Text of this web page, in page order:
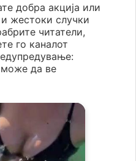
добра акција или
и жестоки случки
читатели,
го каналот
да ве